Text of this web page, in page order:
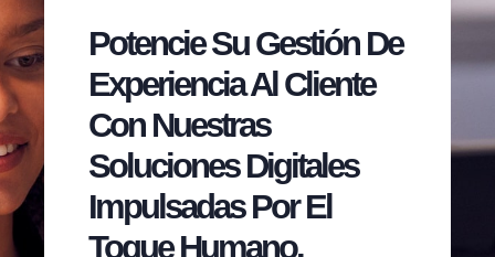
Potencie Su Gestión De
Experiencia Al Cliente
Con Nuestras
Soluciones Digitales
Impulsadas Por El
Toque Humano.